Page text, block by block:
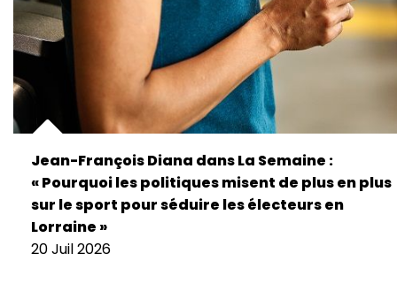
Jean-François Diana dans La Semaine :
« Pourquoi les politiques misent de plus en plus
sur le sport pour séduire les électeurs en
Lorraine »
20 Juil 2026